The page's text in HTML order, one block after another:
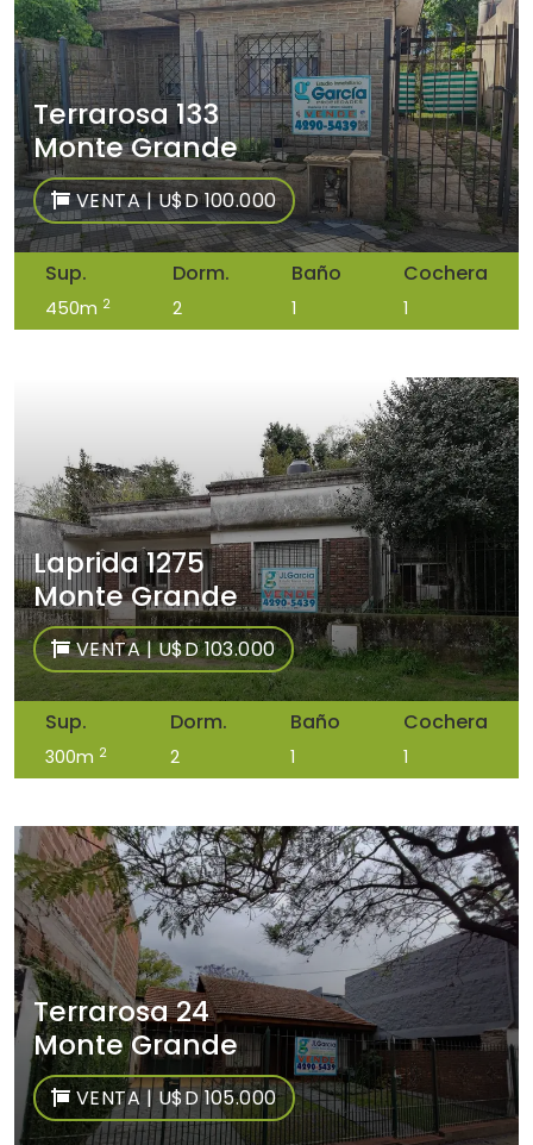
Terrarosa 133
Monte Grande
VENTA | U$D 100.000
Sup.
450m 2
Dorm.
2
Baño
1
Cochera
1
Laprida 1275
Monte Grande
VENTA | U$D 103.000
Sup.
300m 2
Dorm.
2
Baño
1
Cochera
1
Terrarosa 24
Monte Grande
VENTA | U$D 105.000